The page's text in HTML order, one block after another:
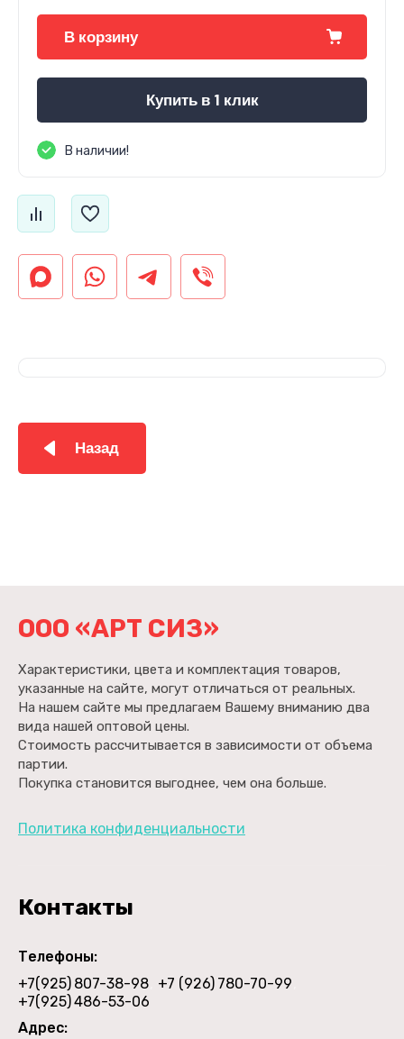
В корзину
Купить в 1 клик
В наличии!
Назад
ООО «АРТ СИЗ»
Характеристики, цвета и комплектация товаров,
указанные на сайте, могут отличаться от реальных.
На нашем сайте мы предлагаем Вашему вниманию два
вида нашей оптовой цены.
Стоимость рассчитывается в зависимости от объема
партии.
Покупка становится выгоднее, чем она больше.
Политика конфиденциальности
Контакты
Телефоны:
+7(925) 807-38-98 +7 (926) 780-70-99
+7(925)486-53-06
Адрес: